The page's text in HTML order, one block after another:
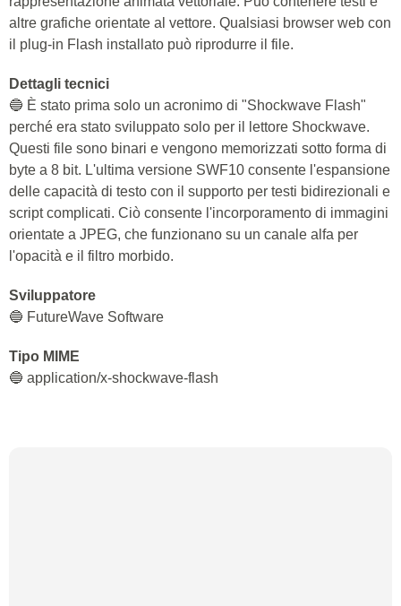
altre grafiche orientate al vettore. Qualsiasi browser web con
il plug-in Flash installato può riprodurre il file.
Dettagli tecnici
🔵 È stato prima solo un acronimo di "Shockwave Flash"
perché era stato sviluppato solo per il lettore Shockwave.
Questi file sono binari e vengono memorizzati sotto forma di
byte a 8 bit. L'ultima versione SWF10 consente l'espansione
delle capacità di testo con il supporto per testi bidirezionali e
script complicati. Ciò consente l'incorporamento di immagini
orientate a JPEG, che funzionano su un canale alfa per
l'opacità e il filtro morbido.
Sviluppatore
🔵 FutureWave Software
Tipo MIME
🔵 application/x-shockwave-flash